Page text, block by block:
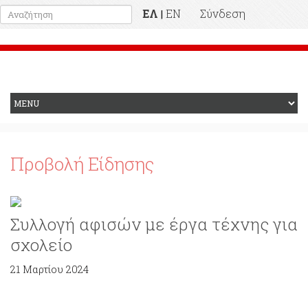
ΕΛ | EN
Σύνδεση
Προβολή Είδησης
Συλλογή αφισών με έργα τέχνης για
σχολείο
21 Μαρτίου 2024